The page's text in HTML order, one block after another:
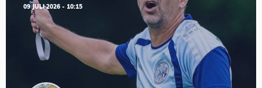
09 JULI 2026 - 10:15